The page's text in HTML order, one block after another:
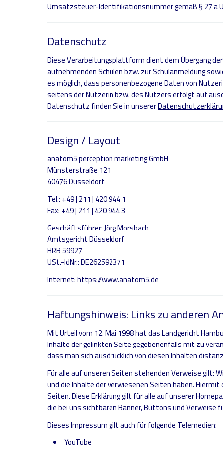
Umsatzsteuer-Identifikationsnummer gemäß § 27 a
Datenschutz
Diese Verarbeitungsplattform dient dem Übergang
aufnehmenden Schulen bzw. zur Schulanmeldung
es möglich, dass personenbezogene Daten von
seitens der Nutzerin bzw. des Nutzers erfolgt auf
Datenschutz finden Sie in unserer
Design / Layout
anatom5 perception marketing GmbH
Münsterstraße 121
40476 Düsseldorf
Tel.: +49 | 211 | 420 944 1
Fax: +49 | 211 | 420 944 3
Geschäftsführer: Jörg Morsbach
Amtsgericht Düsseldorf
HRB 59927
USt.-IdNr.: DE262592371
Internet:https://www.anatom5.de
Haftungshinweis: Links zu anderen
Mit Urteil vom 12. Mai 1998 hat das Landgericht
Inhalte der gelinkten Seite gegebenenfalls mit zu
dass man sich ausdrücklich von diesen Inhalten
Für alle auf unseren Seiten stehenden Verweise gilt:
und die Inhalte der verwiesenen Seiten haben.
Seiten. Diese Erklärung gilt für alle auf unserer
die bei uns sichtbaren Banner, Buttons und Verweise
Dieses Impressum gilt auch für folgende Telemedien:
YouTube